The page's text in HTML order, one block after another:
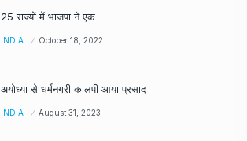
25 राज्यों में भाजपा ने एक
INDIA October 18, 2022
अयोध्या से धर्मनगरी कालपी आया प्रसाद
INDIA August 31, 2023